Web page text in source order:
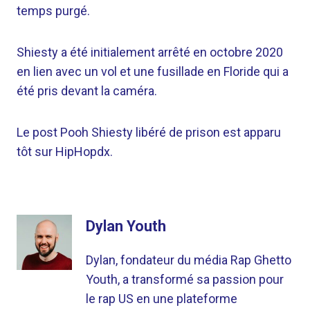
temps purgé.
Shiesty a été initialement arrêté en octobre 2020
en lien avec un vol et une fusillade en Floride qui a
été pris devant la caméra.
Le post Pooh Shiesty libéré de prison est apparu
tôt sur HipHopdx.
Dylan Youth
Dylan, fondateur du média Rap Ghetto
Youth, a transformé sa passion pour
le rap US en une plateforme